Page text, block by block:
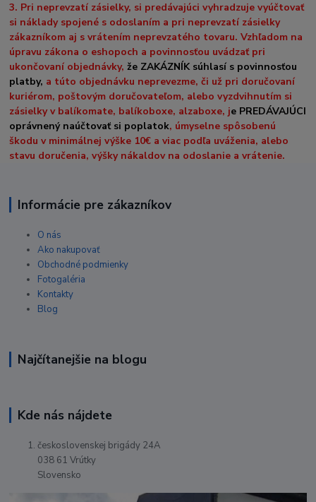
3. Pri neprevzatí zásielky, si predávajúci vyhradzuje vyúčtovať
si náklady spojené s odoslaním a pri neprevzatí zásielky
zákazníkom aj s vrátením neprevzatého tovaru. Vzhľadom na
úpravu zákona o eshopoch a povinnosťou uvádzať pri
ukončovaní objednávky,že ZAKÁZNÍK súhlasí s povinnosťou
platby, a túto objednávku neprevezme, či už pri doručovaní
kuriérom, poštovým doručovateľom, alebo vyzdvihnutím si
zásielky v balíkomate, balíkoboxe, alzaboxe, je PREDÁVAJÚCI
oprávnený naúčtovať si poplatok, úmyselne spôsobenú
škodu v minimálnej výške 10€ a viac podľa uváženia, alebo
stavu doručenia, výšky nákaldov na odoslanie a vrátenie.
Informácie pre zákazníkov
O nás
Ako nakupovať
Obchodné podmienky
Fotogaléria
Kontakty
Blog
Najčítanejšie na blogu
Kde nás nájdete
československej brigády 24A
038 61 Vrútky
Slovensko